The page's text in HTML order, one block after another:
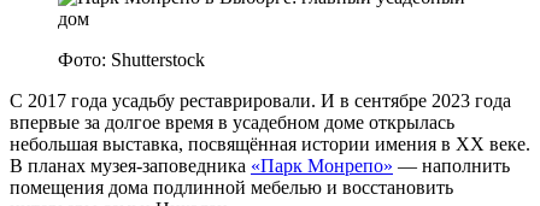
Фото: Shutterstock
С 2017 года усадьбу реставрировали. И в сентябре 2023 года
впервые за долгое время в усадебном доме открылась
небольшая выставка, посвящённая истории имения в XX веке.
В планах музея‑заповедника «Парк Монрепо» — наполнить
помещения дома подлинной мебелью и восстановить